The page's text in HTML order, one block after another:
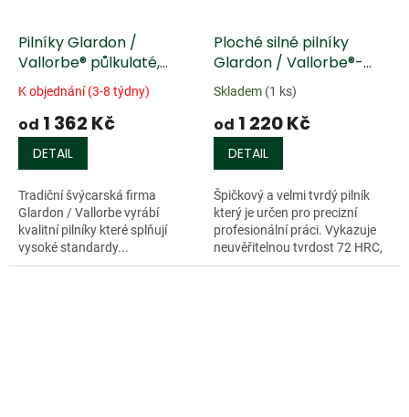
Pilníky Glardon /
Vallorbe® půlkulaté,
rukojeť z Jasanu
K objednání (3-8 týdny)
od 1 362 Kč
DETAIL
Tradiční švýcarská firma
Glardon / Vallorbe vyrábí
kvalitní pilníky které splňují
vysoké standardy...
Ploché silné pilníky
Glardon / Vallorbe®-
Valtitan
Skladem (1 ks)
od 1 220 Kč
DETAIL
Špičkový a velmi tvrdý pilník
který je určen pro precizní
profesionální práci. Vykazuje
neuvěřitelnou tvrdost 72 HRC,
díky které je odolný vůči